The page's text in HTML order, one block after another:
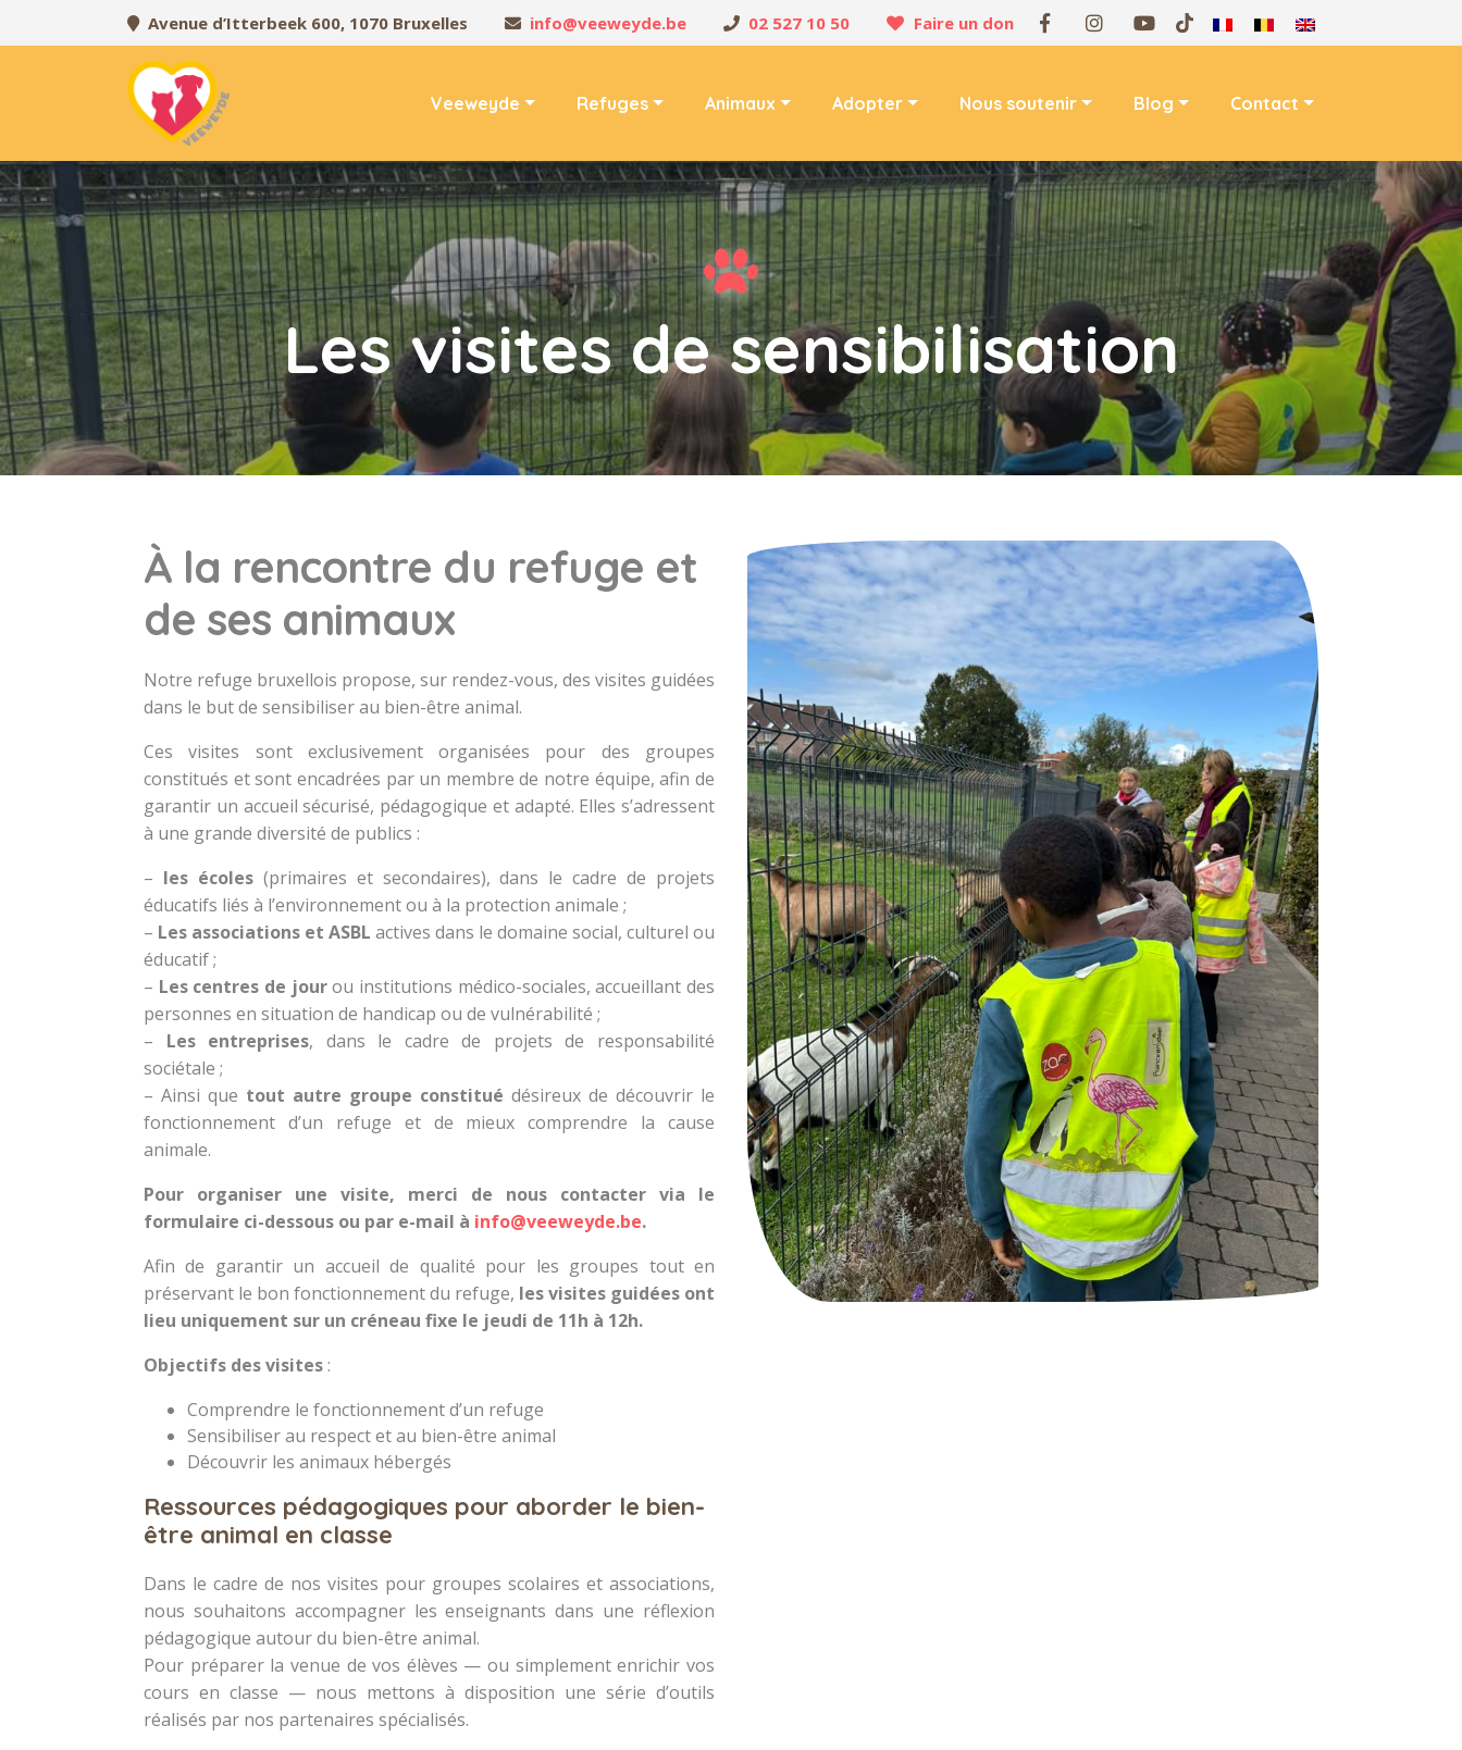
Avenue d’Itterbeek 600, 1070 Bruxelles info@veeweyde.be 02 527 10 50 Faire un don
Veeweyde Refuges Animaux Adopter Nous soutenir Blog Contact
Les visites de sensibilisation
À la rencontre du refuge et
de ses animaux
Notre refuge bruxellois propose, sur rendez-vous, des visites guidées
dans le but de sensibiliser au bien-être animal.
Ces visites sont exclusivement organisées pour des groupes
constitués et sont encadrées par un membre de notre équipe, afin de
garantir un accueil sécurisé, pédagogique et adapté. Elles s’adressent
à une grande diversité de publics :
– les écoles(primaires et secondaires), dans le cadre de projets
éducatifs liés à l’environnement ou à la protection animale ;
– Les associations et ASBL actives dans le domaine social, culturel ou
éducatif ;
– Les centres de jourou institutions médico-sociales, accueillant des
personnes en situation de handicap ou de vulnérabilité ;
– Les entreprises, dans le cadre de projets de responsabilité
sociétale ;
– Ainsi que tout autre groupe constitué désireux de découvrir le
fonctionnement d’un refuge et de mieux comprendre la cause
animale.
Pour organiser une visite, merci de nous contacter via le
formulaire ci-dessous ou par e-mail à info@veeweyde.be.
Afin de garantir un accueil de qualité pour les groupes tout en
préservant le bon fonctionnement du refuge, les visites guidées ont
lieu uniquement sur un créneau fixe le jeudi de 11h à 12h.
Objectifs des visites :
Comprendre le fonctionnement d’un refuge
Sensibiliser au respect et au bien-être animal
Découvrir les animaux hébergés
Ressources pédagogiques pour aborder le bien-
être animal en classe
Dans le cadre de nos visites pour groupes scolaires et associations,
nous souhaitons accompagner les enseignants dans une réflexion
pédagogique autour du bien-être animal.
Pour préparer la venue de vos élèves — ou simplement enrichir vos
cours en classe — nous mettons à disposition une série d’outils
réalisés par nos partenaires spécialisés.